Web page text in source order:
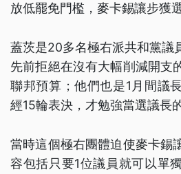
放低罷免門檻，麥卡錫讓步獲
蓋茨是20多名極右派共和黨議
先前拒絕在沒有大幅削減開支
聯邦預算；他們也是1月間議
經15輪表決，才勉強當選議長
當時這個極右團體迫使麥卡錫
容包括只要1位議員就可以單